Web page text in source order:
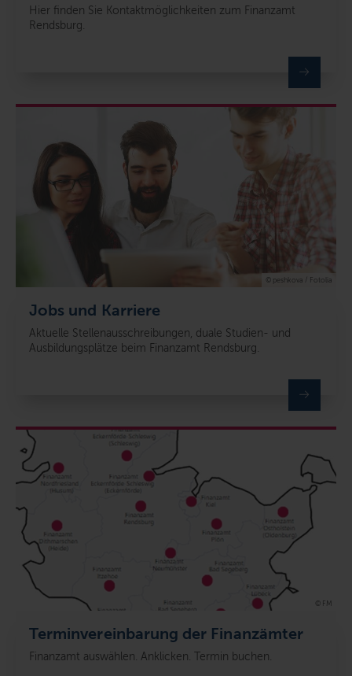
Hier finden Sie Kontaktmöglichkeiten zum Finanzamt
Rendsburg.
Jobs und Karriere
Aktuelle Stellenausschreibungen, duale Studien- und
Ausbildungsplätze beim Finanzamt Rendsburg.
© peshkova / Fotolia
Terminvereinbarung der Finanzämter
Finanzamt auswählen. Anklicken. Termin buchen.
© FM